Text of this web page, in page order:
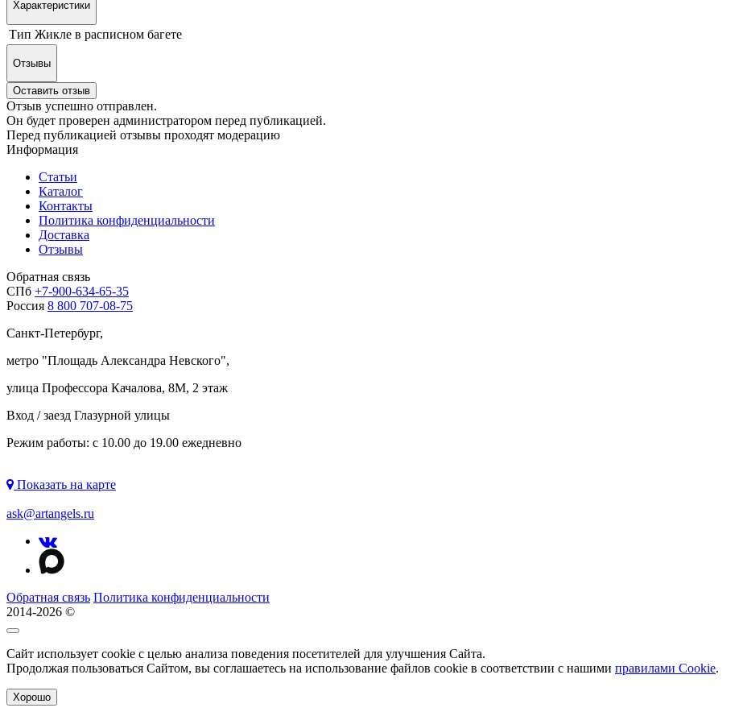
Характеристики
Тип Жикле в расписном багете
Отзывы
Оставить отзыв
Отзыв успешно отправлен.
Он будет проверен администратором перед публикацией.
Перед публикацией отзывы проходят модерацию
Информация
Статьи
Каталог
Контакты
Политика конфиденциальности
Доставка
Отзывы
Обратная связь
СПб +7-900-634-65-35
Россия 8 800 707-08-75
Санкт-Петербург,
метро "Площадь Александра Невского",
улица Профессора Качалова, 8М, 2 этаж
Вход / заезд Глазурной улицы
Режим работы: с 10.00 до 19.00 ежедневно
Показать на карте
ask@artangels.ru
Обратная связь Политика конфиденциальности
2014-2026 ©
Сайт использует cookie с целью анализа поведения посетителей для улучшения Сайта.
Продолжая пользоваться Сайтом, вы соглашаетесь на использование файлов cookie в соответствии с нашими правилами Сookie.
Хорошо